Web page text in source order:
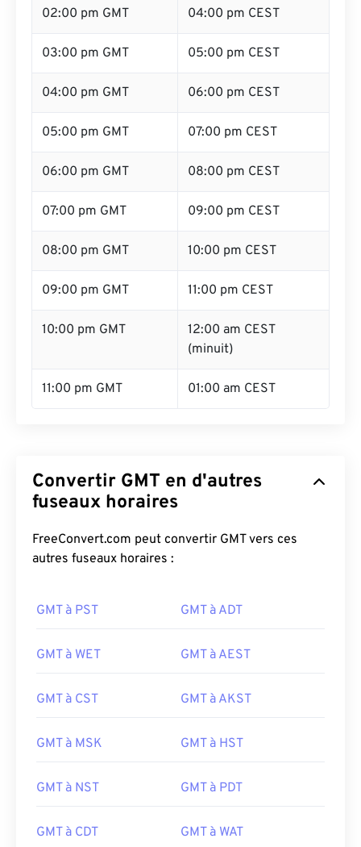
02:00 pm GMT 04:00 pm CEST
03:00 pm GMT 05:00 pm CEST
04:00 pm GMT 06:00 pm CEST
05:00 pm GMT 07:00 pm CEST
06:00 pm GMT 08:00 pm CEST
07:00 pm GMT 09:00 pm CEST
08:00 pm GMT 10:00 pm CEST
09:00 pm GMT 11:00 pm CEST
10:00 pm GMT
12:00 am CEST
(minuit)
11:00 pm GMT 01:00 am CEST
Convertir GMT en d'autres
fuseaux horaires
FreeConvert.com peut convertir GMT vers ces
autres fuseaux horaires :
GMT à PST GMT à ADT
GMT à WET GMT à AEST
GMT à CST GMT à AKST
GMT à MSK GMT à HST
GMT à NST GMT à PDT
GMT à CDT GMT à WAT